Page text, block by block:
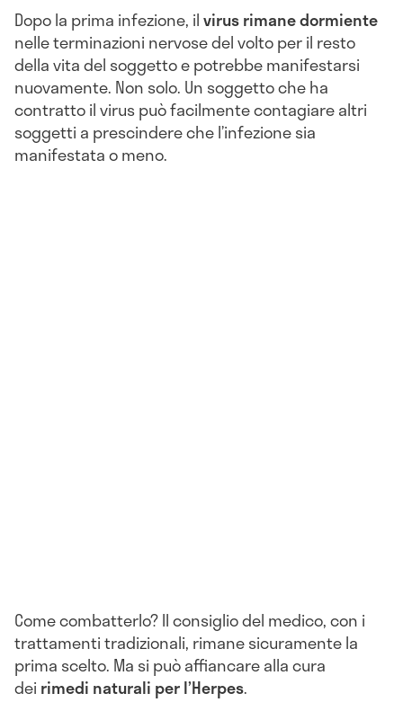
Dopo la prima infezione, ilvirus rimane dormiente
nelle terminazioni nervose del volto per il resto
della vita del soggetto e potrebbe manifestarsi
nuovamente. Non solo. Un soggetto che ha
contratto il virus può facilmente contagiare altri
soggetti a prescindere che l’infezione sia
manifestata o meno.
Come combatterlo? Il consiglio del medico, con i
trattamenti tradizionali, rimane sicuramente la
prima scelto. Ma si può affiancare alla cura
dei rimedi naturali per l’Herpes.